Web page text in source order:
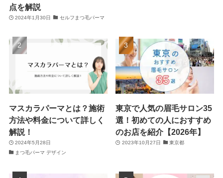
点を解説
2024年1月30日 セルフまつ毛パーマ
マスカラパーマとは？施術
方法や料金について詳しく
解説！
2024年5月28日
まつ毛パーマ デザイン
東京で人気の眉毛サロン35
選！初めての人におすすめ
のお店を紹介【2026年】
2023年10月27日 東京都